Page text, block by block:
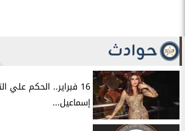
حوادث
16 فبراير.. الحكم علي
إسماعيل...